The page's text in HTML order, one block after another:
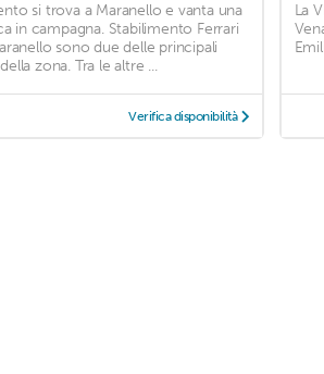
si trova a Maranello e vanta una
in campagna. Stabilimento Ferrari
sono due delle principali
zona. Tra le altre ...
Verifica disponibilità
La